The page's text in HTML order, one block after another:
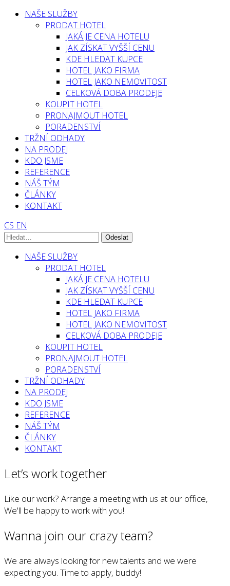
NAŠE SLUŽBY
PRODAT HOTEL
JAKÁ JE CENA HOTELU
JAK ZÍSKAT VYŠŠÍ CENU
KDE HLEDAT KUPCE
HOTEL JAKO FIRMA
HOTEL JAKO NEMOVITOST
CELKOVÁ DOBA PRODEJE
KOUPIT HOTEL
PRONAJMOUT HOTEL
PORADENSTVÍ
TRŽNÍ ODHADY
NA PRODEJ
KDO JSME
REFERENCE
NÁŠ TÝM
ČLÁNKY
KONTAKT
CS EN
NAŠE SLUŽBY
PRODAT HOTEL
JAKÁ JE CENA HOTELU
JAK ZÍSKAT VYŠŠÍ CENU
KDE HLEDAT KUPCE
HOTEL JAKO FIRMA
HOTEL JAKO NEMOVITOST
CELKOVÁ DOBA PRODEJE
KOUPIT HOTEL
PRONAJMOUT HOTEL
PORADENSTVÍ
TRŽNÍ ODHADY
NA PRODEJ
KDO JSME
REFERENCE
NÁŠ TÝM
ČLÁNKY
KONTAKT
Let’s work together
Like our work? Arrange a meeting with us at our office,
We'll be happy to work with you!
Wanna join our crazy team?
We are always looking for new talents and we were
expecting you. Time to apply, buddy!